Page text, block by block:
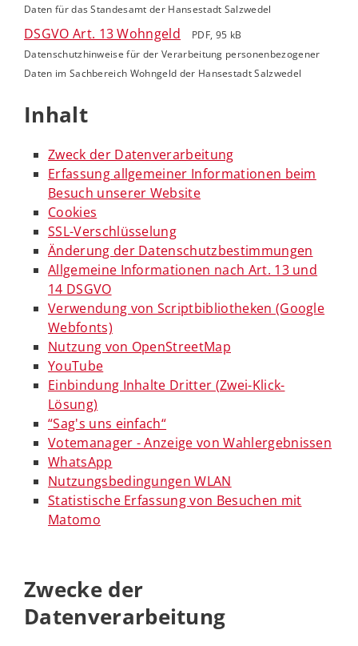
Daten für das Standesamt der Hansestadt Salzwedel
DSGVO Art. 13 Wohngeld
PDF, 95 kB
Datenschutzhinweise für der Verarbeitung personenbezogener
Daten im Sachbereich Wohngeld der Hansestadt Salzwedel
Inhalt
Zweck der Datenverarbeitung
Erfassung allgemeiner Informationen beim
Besuch unserer Website
Cookies
SSL-Verschlüsselung
Änderung der Datenschutzbestimmungen
Allgemeine Informationen nach Art. 13 und
14 DSGVO
Verwendung von Scriptbibliotheken (Google
Webfonts)
Nutzung von OpenStreetMap
YouTube
Einbindung Inhalte Dritter (Zwei-Klick-
Lösung)
“Sag's uns einfach“
Votemanager - Anzeige von Wahlergebnissen
WhatsApp
Nutzungsbedingungen WLAN
Statistische Erfassung von Besuchen mit
Matomo
Zwecke der
Datenverarbeitung